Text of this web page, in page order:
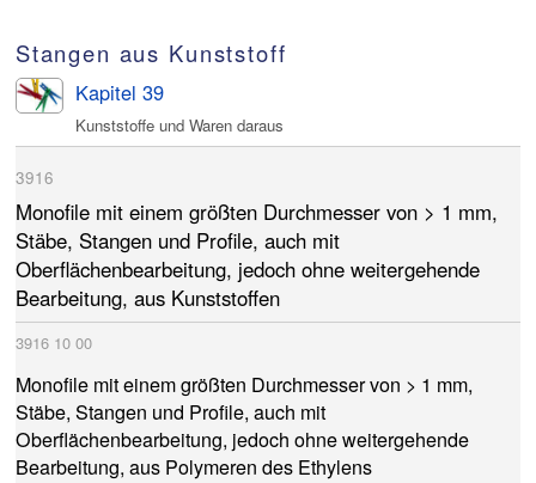
Stangen aus Kunststoff
Kunststoffe und Waren daraus
Kapitel 39
3916
Monofile mit einem größten Durchmesser von > 1 mm,
Stäbe, Stangen und Profile, auch mit
Oberflächenbearbeitung, jedoch ohne weitergehende
Bearbeitung, aus Kunststoffen
3916 10 00
Monofile mit einem größten Durchmesser von > 1 mm,
Stäbe, Stangen und Profile, auch mit
Oberflächenbearbeitung, jedoch ohne weitergehende
Bearbeitung, aus Polymeren des Ethylens